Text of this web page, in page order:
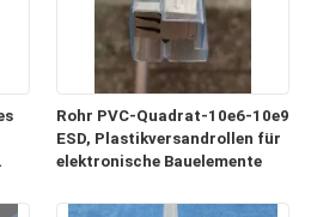
Rohr PVC-Quadrat-10e6-10e9
ESD, Plastikversandrollen für
elektronische Bauelemente